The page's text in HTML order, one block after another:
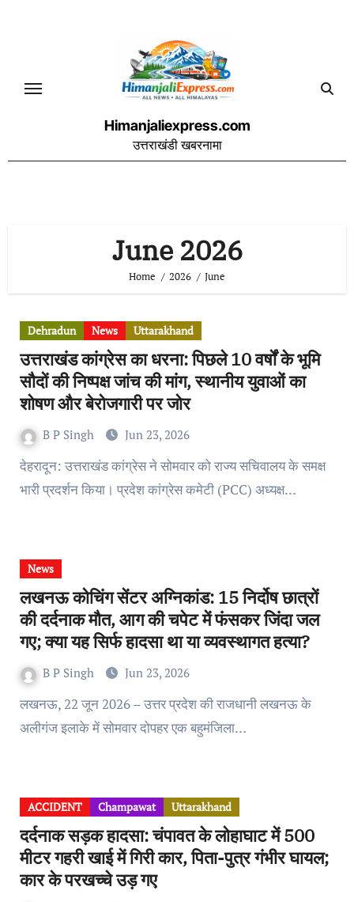
Himanjaliexpress.com
उत्तराखंडी खबरनामा
June 2026
Home 2026 June
Dehradun News Uttarakhand
उत्तराखंड कांग्रेस का धरना: पिछले 10 वर्षों के भूमि
सौदों की निष्पक्ष जांच की मांग, स्थानीय युवाओं का
शोषण और बेरोजगारी पर जोर
B P Singh Jun 23, 2026
देहरादून: उत्तराखंड कांग्रेस ने सोमवार को राज्य सचिवालय के समक्ष
भारी प्रदर्शन किया। प्रदेश कांग्रेस कमेटी (PCC) अध्यक्ष…
News
लखनऊ कोचिंग सेंटर अग्निकांड: 15 निर्दोष छात्रों
की दर्दनाक मौत, आग की चपेट में फंसकर जिंदा जल
गए; क्या यह सिर्फ हादसा था या व्यवस्थागत हत्या?
B P Singh Jun 23, 2026
लखनऊ, 22 जून 2026 – उत्तर प्रदेश की राजधानी लखनऊ के
अलीगंज इलाके में सोमवार दोपहर एक बहुमंजिला…
ACCIDENT Champawat Uttarakhand
दर्दनाक सड़क हादसा: चंपावत के लोहाघाट में 500
मीटर गहरी खाई में गिरी कार, पिता-पुत्र गंभीर घायल;
कार के परखच्चे उड़ गए